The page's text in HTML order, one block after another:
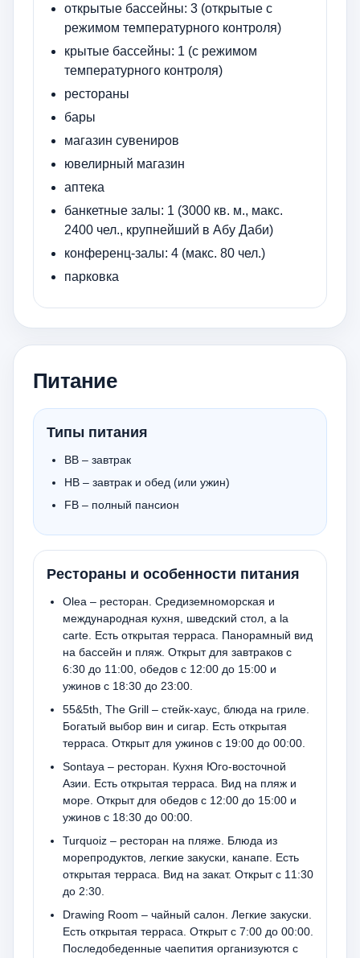
открытые бассейны: 3 (открытые с
режимом температурного контроля)
крытые бассейны: 1 (с режимом
температурного контроля)
рестораны
бары
магазин сувениров
ювелирный магазин
аптека
банкетные залы: 1 (3000 кв. м., макс.
2400 чел., крупнейший в Абу Даби)
конференц-залы: 4 (макс. 80 чел.)
парковка
Питание
Типы питания
BB – завтрак
HB – завтрак и обед (или ужин)
FB – полный пансион
Рестораны и особенности питания
Olea – ресторан. Средиземноморская и
международная кухня, шведский стол, a la
carte. Есть открытая терраса. Панорамный вид
на бассейн и пляж. Открыт для завтраков с
6:30 до 11:00, обедов с 12:00 до 15:00 и
ужинов с 18:30 до 23:00.
55&5th, The Grill – стейк-хаус, блюда на гриле.
Богатый выбор вин и сигар. Есть открытая
терраса. Открыт для ужинов с 19:00 до 00:00.
Sontaya – ресторан. Кухня Юго-восточной
Азии. Есть открытая терраса. Вид на пляж и
море. Открыт для обедов с 12:00 до 15:00 и
ужинов с 18:30 до 00:00.
Turquoiz – ресторан на пляже. Блюда из
морепродуктов, легкие закуски, канапе. Есть
открытая терраса. Вид на закат. Открыт с 11:30
до 2:30.
Drawing Room – чайный салон. Легкие закуски.
Есть открытая терраса. Открыт с 7:00 до 00:00.
Последобеденные чаепития организуются с